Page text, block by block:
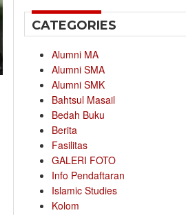
CATEGORIES
Alumni MA
Alumni SMA
Alumni SMK
Bahtsul Masail
Bedah Buku
Berita
Fasilitas
GALERI FOTO
Info Pendaftaran
Islamic Studies
Kolom